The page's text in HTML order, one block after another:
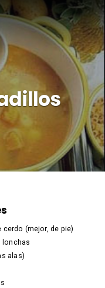
(mejor, de pie)
lonchas
alas)